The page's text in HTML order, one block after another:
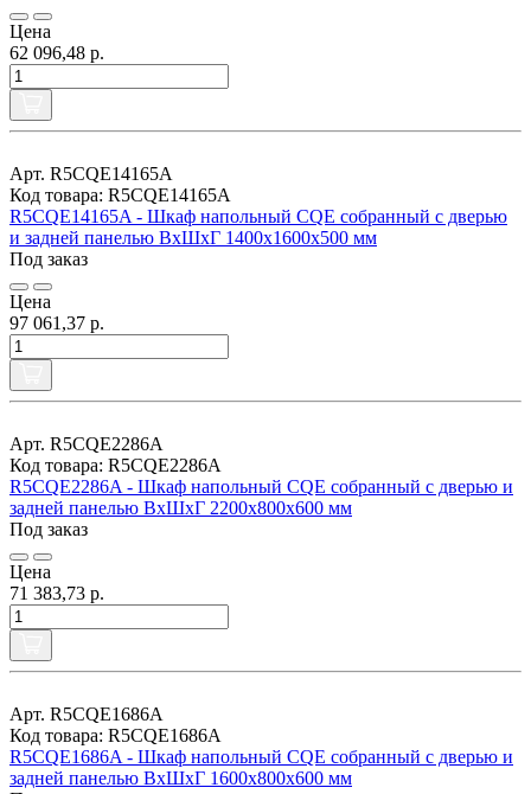
Цена
62 096,48 р.
Арт. R5CQE14165A
Код товара: R5CQE14165A
R5CQE14165A - Шкаф напольный CQE собранный с дверью
и задней панелью ВхШхГ 1400x1600x500 мм
Под заказ
Цена
97 061,37 р.
Арт. R5CQE2286A
Код товара: R5CQE2286A
R5CQE2286A - Шкаф напольный CQE собранный с дверью и
задней панелью ВхШхГ 2200x800x600 мм
Под заказ
Цена
71 383,73 р.
Арт. R5CQE1686A
Код товара: R5CQE1686A
R5CQE1686A - Шкаф напольный CQE собранный с дверью и
задней панелью ВхШхГ 1600x800x600 мм